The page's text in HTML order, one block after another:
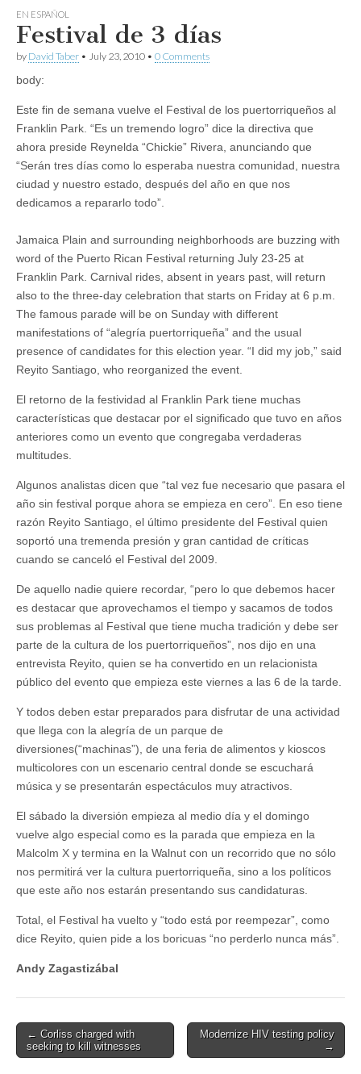
EN ESPAÑOL
Festival de 3 días
by David Taber • July 23, 2010 • 0 Comments
body:
Este fin de semana vuelve el Festival de los puertorriqueños al
Franklin Park. “Es un tremendo logro” dice la directiva que
ahora preside Reynelda “Chickie” Rivera, anunciando que
“Serán tres días como lo esperaba nuestra comunidad, nuestra
ciudad y nuestro estado, después del año en que nos
dedicamos a repararlo todo”.
Jamaica Plain and surrounding neighborhoods are buzzing with
word of the Puerto Rican Festival returning July 23-25 at
Franklin Park. Carnival rides, absent in years past, will return
also to the three-day celebration that starts on Friday at 6 p.m.
The famous parade will be on Sunday with different
manifestations of “alegría puertorriqueña” and the usual
presence of candidates for this election year. “I did my job,” said
Reyito Santiago, who reorganized the event.
El retorno de la festividad al Franklin Park tiene muchas
características que destacar por el significado que tuvo en años
anteriores como un evento que congregaba verdaderas
multitudes.
Algunos analistas dicen que “tal vez fue necesario que pasara el
año sin festival porque ahora se empieza en cero”. En eso tiene
razón Reyito Santiago, el último presidente del Festival quien
soportó una tremenda presión y gran cantidad de críticas
cuando se canceló el Festival del 2009.
De aquello nadie quiere recordar, “pero lo que debemos hacer
es destacar que aprovechamos el tiempo y sacamos de todos
sus problemas al Festival que tiene mucha tradición y debe ser
parte de la cultura de los puertorriqueños”, nos dijo en una
entrevista Reyito, quien se ha convertido en un relacionista
público del evento que empieza este viernes a las 6 de la tarde.
Y todos deben estar preparados para disfrutar de una actividad
que llega con la alegría de un parque de
diversiones(“machinas”), de una feria de alimentos y kioscos
multicolores con un escenario central donde se escuchará
música y se presentarán espectáculos muy atractivos.
El sábado la diversión empieza al medio día y el domingo
vuelve algo especial como es la parada que empieza en la
Malcolm X y termina en la Walnut con un recorrido que no sólo
nos permitirá ver la cultura puertorriqueña, sino a los políticos
que este año nos estarán presentando sus candidaturas.
Total, el Festival ha vuelto y “todo está por reempezar”, como
dice Reyito, quien pide a los boricuas “no perderlo nunca más”.
Andy Zagastizábal
Post
navigation
← Corliss charged with
seeking to kill witnesses
Modernize HIV testing policy
→